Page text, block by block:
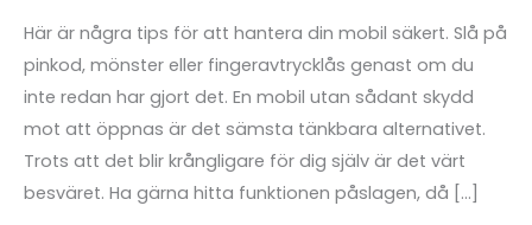
Här är några tips för att hantera din mobil säkert. Slå på
pinkod, mönster eller fingeravtrycklås genast om du
inte redan har gjort det. En mobil utan sådant skydd
mot att öppnas är det sämsta tänkbara alternativet.
Trots att det blir krångligare för dig själv är det värt
besväret. Ha gärna hitta funktionen påslagen, då […]